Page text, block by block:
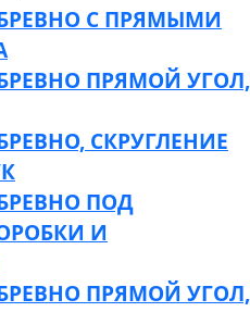
С ПРЯМЫМИ
ПРЯМОЙ УГОЛ,
СКРУГЛЕНИЕ
ПОД
И
ПРЯМОЙ УГОЛ,